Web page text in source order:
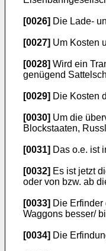
[0026] Die Lade-
[0027] Um Kosten
[0028] Wird ein
genügend
[0029] Die Kosten
[0030] Um die
Blockstaaten,
[0031] Das o.e. ist
[0032] Es ist jetzt
oder von bzw. ab
[0033] Die
Waggons besser/
[0034] Die